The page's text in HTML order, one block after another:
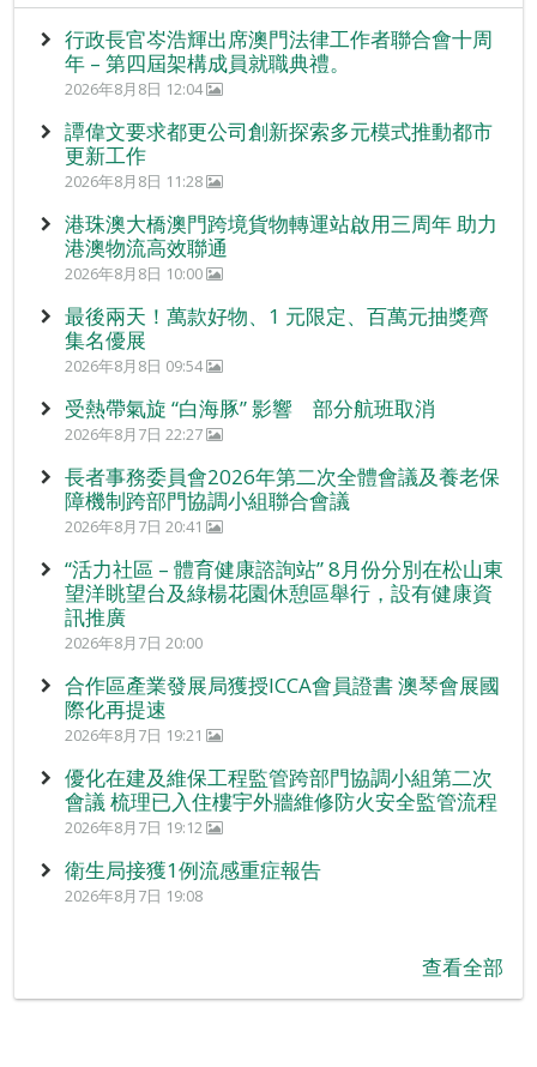
行政長官岑浩輝出席澳門法律工作者聯合會十周
年 – 第四屆架構成員就職典禮。
2026年8月8日 12:04
譚偉文要求都更公司創新探索多元模式推動都市
更新工作
2026年8月8日 11:28
港珠澳大橋澳門跨境貨物轉運站啟用三周年 助力
港澳物流高效聯通
2026年8月8日 10:00
最後兩天！萬款好物、1 元限定、百萬元抽獎齊
集名優展
2026年8月8日 09:54
受熱帶氣旋 “白海豚” 影響 部分航班取消
2026年8月7日 22:27
長者事務委員會2026年第二次全體會議及養老保
障機制跨部門協調小組聯合會議
2026年8月7日 20:41
“活力社區 – 體育健康諮詢站” 8月份分別在松山東
望洋眺望台及綠楊花園休憩區舉行，設有健康資
訊推廣
2026年8月7日 20:00
合作區產業發展局獲授ICCA會員證書 澳琴會展國
際化再提速
2026年8月7日 19:21
優化在建及維保工程監管跨部門協調小組第二次
會議 梳理已入住樓宇外牆維修防火安全監管流程
2026年8月7日 19:12
衛生局接獲1例流感重症報告
2026年8月7日 19:08
查看全部